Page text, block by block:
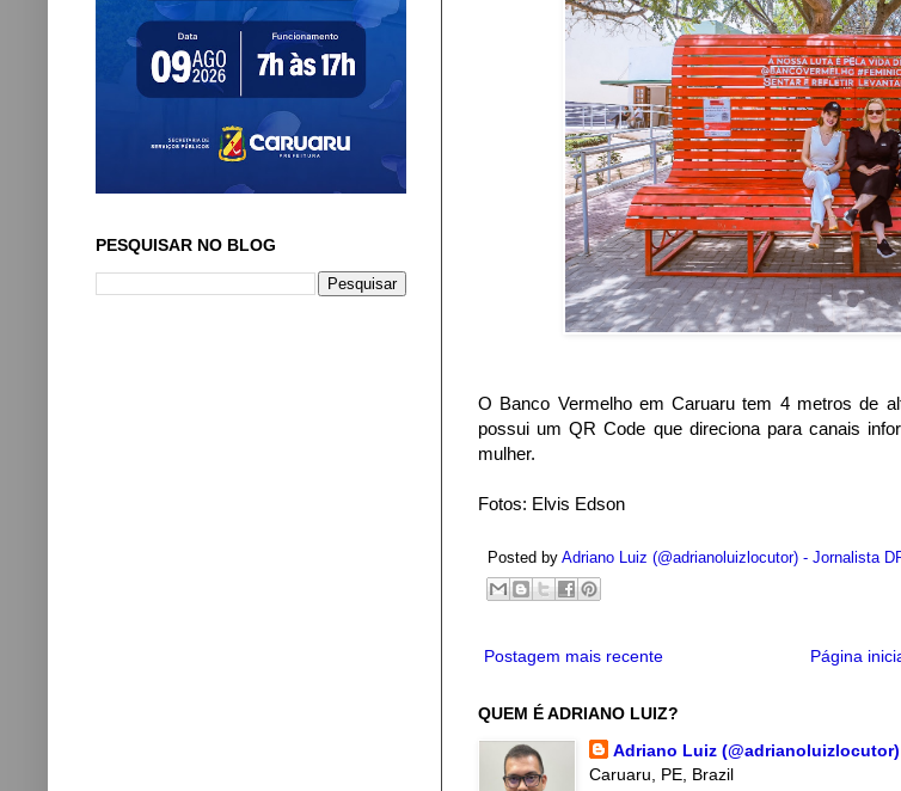
O Banco Vermelho em Caruaru tem 4 metros de
possui um QR Code que direciona para canais
mulher.
Fotos: Elvis Edson
Posted by Adriano Luiz (@adrianoluizlocutor) - Jornalista
Postagem mais recente Página
QUEM É ADRIANO LUIZ?
Adriano Luiz (@adrianoluizlocutor)
Caruaru, PE, Brazil
PESQUISAR NO BLOG